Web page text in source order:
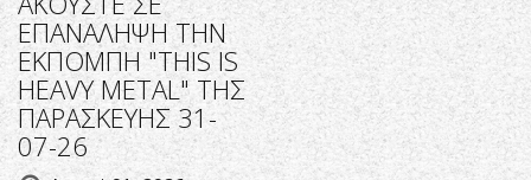
ΕΠΑΝΑΛΗΨΗ ΤΗΝ
ΕΚΠΟΜΠΗ "THIS IS
HEAVY METAL" ΤΗΣ
ΠΑΡΑΣΚΕΥΗΣ 31-
07-26